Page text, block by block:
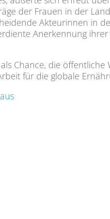
der Frauen in der
Akteurinnen in
Anerkennung
Chance, die
für die globale